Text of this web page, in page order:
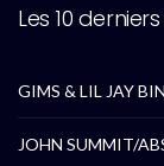
Les 10
GIMS & LIL JAY
JOHN SUMMIT/